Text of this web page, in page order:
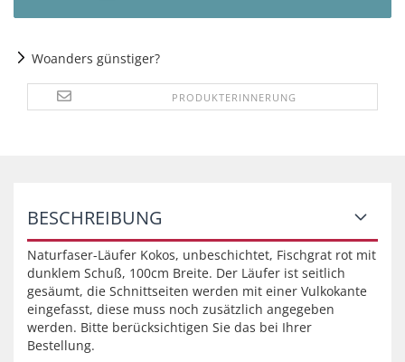
Woanders günstiger?
PRODUKTERINNERUNG
BESCHREIBUNG
Naturfaser-Läufer Kokos, unbeschichtet, Fischgrat rot mit
dunklem Schuß, 100cm Breite. Der Läufer ist seitlich
gesäumt, die Schnittseiten werden mit einer Vulkokante
eingefasst, diese muss noch zusätzlich angegeben
werden. Bitte berücksichtigen Sie das bei Ihrer
Bestellung.